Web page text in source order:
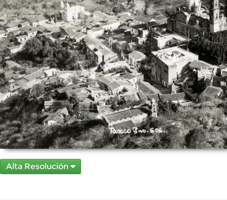
Alta Resolución